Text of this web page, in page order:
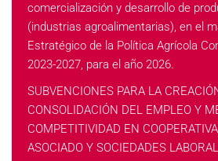
comercialización y desarrollo de
(industrias agroalimentarias), en el
Estratégico de la Política Agrícola
2023-2027, para el año 2026.
SUBVENCIONES PARA LA
CONSOLIDACIÓN DEL EMPLEO Y
COMPETITIVIDAD EN
ASOCIADO Y SOCIEDADES